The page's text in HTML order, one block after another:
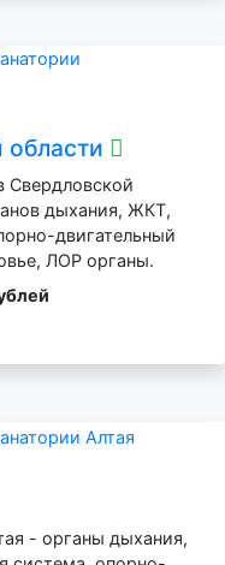
Свердловской
дыхания, ЖКТ,
двигательный
ЛОР органы.
- органы дыхания,